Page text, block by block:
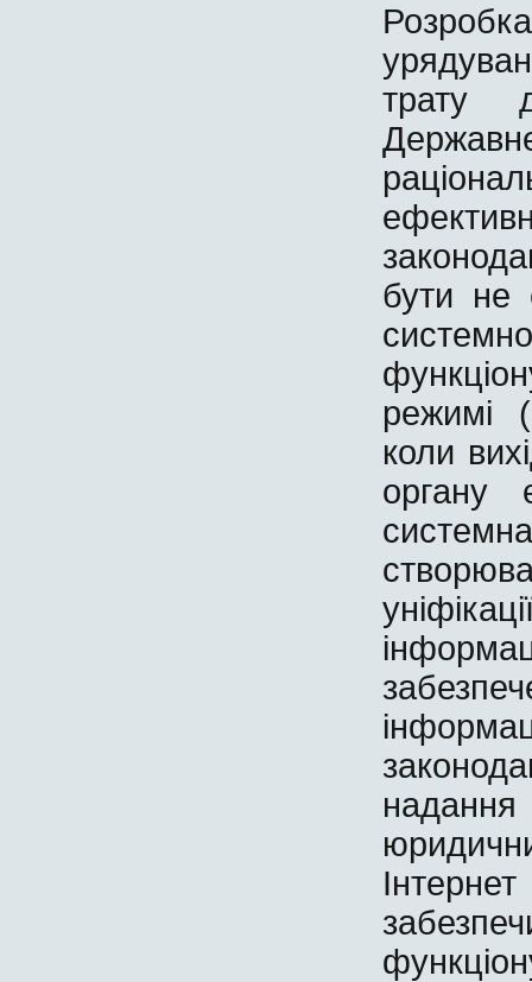
трату
бути не
режимі
коли
органу